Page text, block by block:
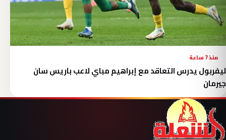
منذ 7 ساعة
ليفربول يدرس التعاقد مع إبراهيم مباي لاعب باريس سان
جيرمان